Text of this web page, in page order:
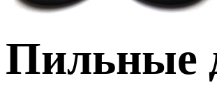
Пильные